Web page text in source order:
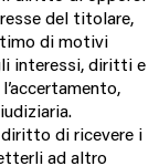
del titolare,
di motivi
interessi, diritti e
di ricevere i
ad altro